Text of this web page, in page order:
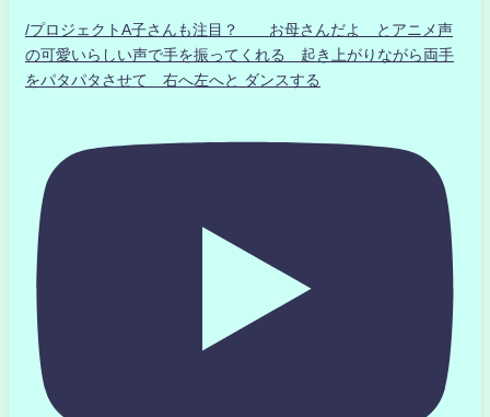
/プロジェクトA子さんも注目？ お母さんだよ とアニメ声
の可愛いらしい声で手を振ってくれる 起き上がりながら両手
をパタパタさせて 右へ左へと ダンスする